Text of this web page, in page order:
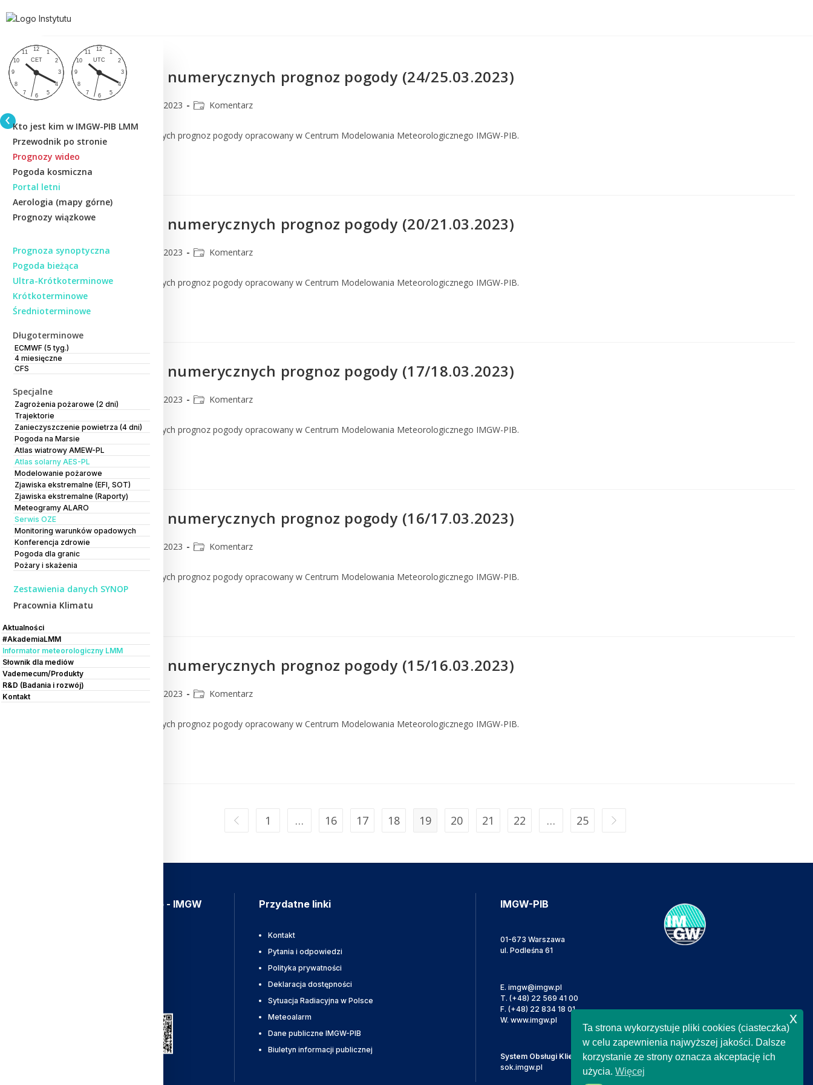
Kto jest kim w IMGW-PIB LMM
Przewodnik po stronie
Prognozy wideo
Pogoda kosmiczna
Portal letni
Aerologia (mapy górne)
Prognozy wiązkowe
Prognoza synoptyczna
Pogoda bieżąca
Ultra-Krótkoterminowe
Krótkoterminowe
Średnioterminowe
Długoterminowe
ECMWF (5 tyg.)
4 miesięczne
CFS
Specjalne
Zagrożenia pożarowe (2 dni)
Trajektorie
Zanieczyszczenie powietrza (4 dni)
Pogoda na Marsie
Atlas wiatrowy AMEW-PL
Atlas solarny AES-PL
Modelowanie pożarowe
Zjawiska ekstremalne (EFI, SOT)
Zjawiska ekstremalne (Raporty)
Meteogramy ALARO
Serwis OZE
Monitoring warunków opadowych
Konferencja zdrowie
Pogoda dla granic
Pożary i skażenia
Zestawienia danych SYNOP
Pracownia Klimatu
Aktualności
#AkademiaLMM
Informator meteorologiczny LMM
Słownik dla mediów
Vademecum/Produkty
R&D (Badania i rozwój)
Kontakt
Komentarz do numerycznych prognoz pogody (24/25.03.2023)
24 marca 2023 Komentarz
Komentarz do numerycznych prognoz pogody opracowany w Centrum Modelowania Meteorologicznego IMGW-PIB.
Komentarz do numerycznych prognoz pogody (20/21.03.2023)
CMM 20 marca 2023 Komentarz
Komentarz do numerycznych prognoz pogody opracowany w Centrum Modelowania Meteorologicznego IMGW-PIB.
Czytaj Dalej
Komentarz do numerycznych prognoz pogody (17/18.03.2023)
CMM 17 marca 2023 Komentarz
Komentarz do numerycznych prognoz pogody opracowany w Centrum Modelowania Meteorologicznego IMGW-PIB.
Czytaj Dalej
Komentarz do numerycznych prognoz pogody (16/17.03.2023)
CMM 16 marca 2023 Komentarz
Komentarz do numerycznych prognoz pogody opracowany w Centrum Modelowania Meteorologicznego IMGW-PIB.
Czytaj Dalej
Komentarz do numerycznych prognoz pogody (15/16.03.2023)
CMM 15 marca 2023 Komentarz
Komentarz do numerycznych prognoz pogody opracowany w Centrum Modelowania Meteorologicznego IMGW-PIB.
1 … 16 17 18 19 20 21 22 … 25
Aplikacja Meteo - IMGW Przydatne linki
Kontakt
Pytania i odpowiedzi
Polityka prywatności
Deklaracja dostępności
Sytuacja Radiacyjna w Polsce
Meteoalarm
Dane publiczne IMGW-PIB
Biuletyn informacji publicznej
IMGW-PIB
01-673 Warszawa
ul. Podleśna 61
E. imgw@imgw.pl
T. (+48) 22 569 41 00
F. (+48) 22 834 18 01
W. www.imgw.pl
System Obsługi Klienta
sok.imgw.pl
Ta strona wykorzystuje pliki cookies (ciasteczka)
w celu zapewnienia najwyższej jakości. Dalsze
korzystanie ze strony oznacza akceptację ich
użycia.Więcej
x